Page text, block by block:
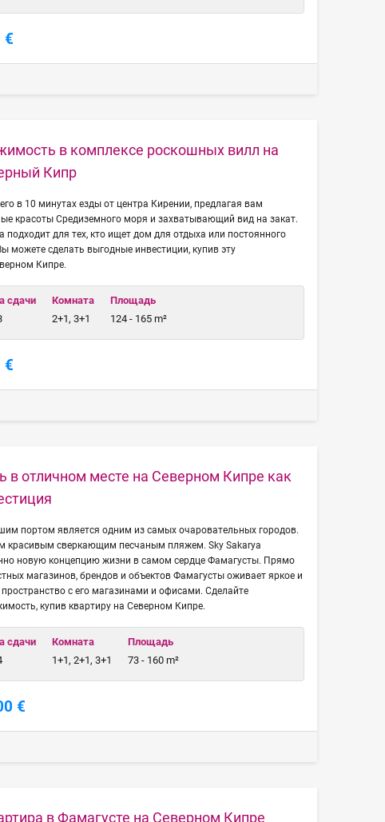
€
в комплексе роскошных вилл на
Кипр
в 10 минутах езды от центра Кирении, предлагая вам
красоты Средиземного моря и захватывающий вид на закат.
подходит для тех, кто ищет дом для отдыха или постоянного
можете сделать выгодные инвестиции, купив эту
Кипре.
сдачи
Комната
2+1, 3+1
Площадь
124 - 165 m²
€
в отличном месте на Северном Кипре как
портом является одним из самых очаровательных городов.
красивым сверкающим песчаным пляжем. Sky Sakarya
новую концепцию жизни в самом сердце Фамагусты. Прямо
магазинов, брендов и объектов Фамагусты оживает яркое и
с его магазинами и офисами. Сделайте
купив квартиру на Северном Кипре.
сдачи
Комната
1+1, 2+1, 3+1
Площадь
73 - 160 m²
€
в Фамагусте на Северном Кипре